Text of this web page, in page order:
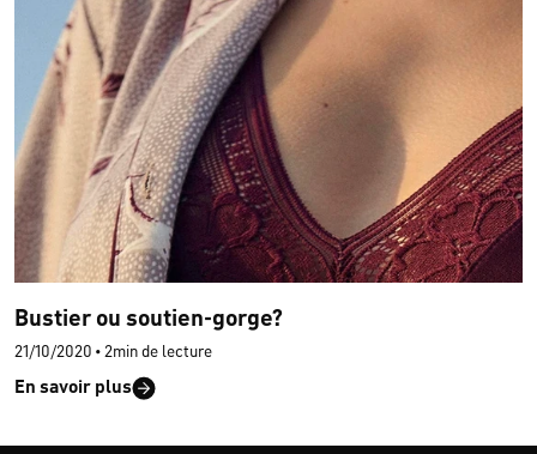
Bustier ou soutien-gorge?
21/10/2020 • 2min de lecture
En savoir plus